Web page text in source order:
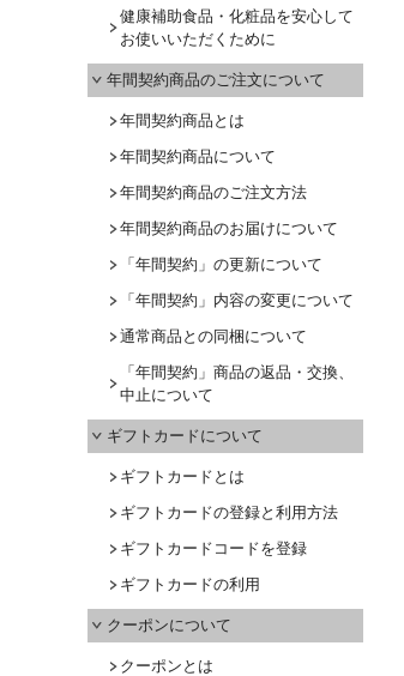
健康補助食品・化粧品を安心して
お使いいただくために
年間契約商品のご注文について
年間契約商品とは
年間契約商品について
年間契約商品のご注文方法
年間契約商品のお届けについて
「年間契約」の更新について
「年間契約」内容の変更について
通常商品との同梱について
「年間契約」商品の返品・交換、
中止について
ギフトカードについて
ギフトカードとは
ギフトカードの登録と利用方法
ギフトカードコードを登録
ギフトカードの利用
クーポンについて
クーポンとは